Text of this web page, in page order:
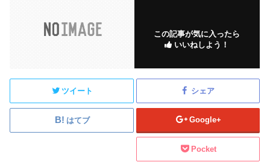
この記事が気に入ったら
いいねしよう！
ツイート シェア
はてブ Google+
Pocket